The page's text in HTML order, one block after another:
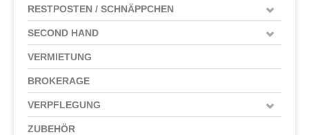
RESTPOSTEN / SCHNÄPPCHEN
SECOND HAND
VERMIETUNG
BROKERAGE
VERPFLEGUNG
ZUBEHÖR